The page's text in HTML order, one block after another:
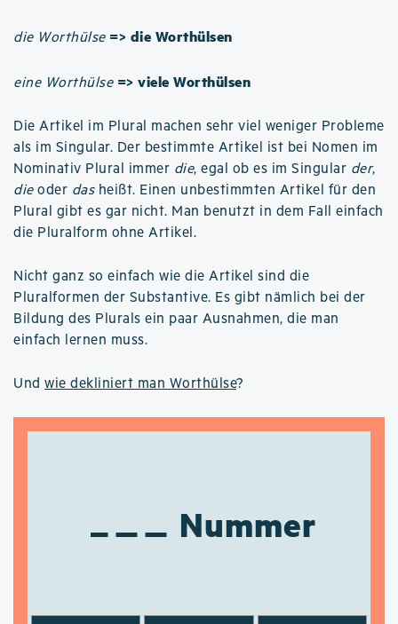
die Worthülse => die Worthülsen
eine Worthülse => viele Worthülsen
Die Artikel im Plural machen sehr viel weniger Probleme
als im Singular. Der bestimmte Artikel ist bei Nomen im
Nominativ Plural immer die, egal ob es im Singular der,
dieoder dasheißt. Einen unbestimmten Artikel für den
Plural gibt es gar nicht. Man benutzt in dem Fall einfach
die Pluralform ohne Artikel.
Nicht ganz so einfach wie die Artikel sind die
Pluralformen der Substantive. Es gibt nämlich bei der
Bildung des Plurals ein paar Ausnahmen, die man
einfach lernen muss.
Und wie dekliniert man Worthülse?
Nummer